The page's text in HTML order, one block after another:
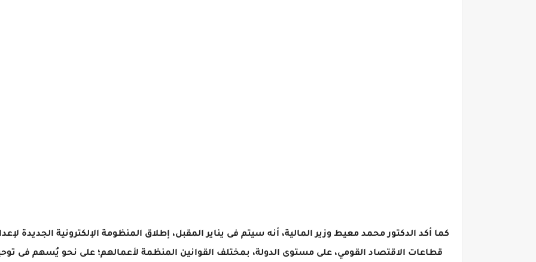
كما أكد الدكتور محمد معيط وزير المالية، أنه سيتم فى يناير المقبل، إطلاق المنظومة الإلكترونية الجديدة
قطاعات الاقتصاد القومي، على مستوى الدولة، بمختلف القوانين المنظمة لأعمالهم؛ على نحو يُسهم فى